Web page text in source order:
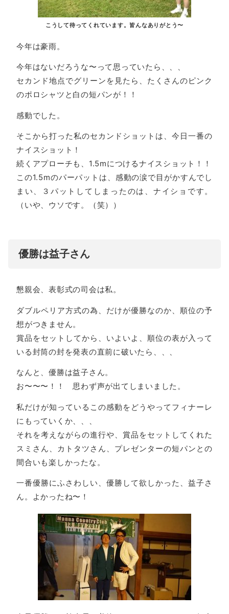
こうして待ってくれています。皆んなありがとう〜
今年は豪雨。
今年はないだろうな〜って思っていたら、、、
セカンド地点でグリーンを見たら、たくさんのピンク
のポロシャツと白の短パンが！！
感動でした。
そこから打った私のセカンドショットは、今日一番の
ナイスショット！
続くアプローチも、1.5mにつけるナイスショット！！
この1.5mのパーパットは、感動の涙で目がかすんでし
まい、３パットしてしまったのは、ナイショです。
（いや、ウソです。（笑））
優勝は益子さん
懇親会、表彰式の司会は私。
ダブルペリア方式の為、だけが優勝なのか、順位の予
想がつきません。
賞品をセットしてから、いよいよ、順位の表が入って
いる封筒の封を発表の直前に破いたら、、、
なんと、優勝は益子さん。
お〜〜〜！！ 思わず声が出てしまいました。
私だけが知っているこの感動をどうやってフィナーレ
にもっていくか、、、
それを考えながらの進行や、賞品をセットしてくれた
スミさん、カトタツさん、プレゼンターの短パンとの
間合いも楽しかったな。
一番優勝にふさわしい、優勝して欲しかった、益子さ
ん。よかったね〜！